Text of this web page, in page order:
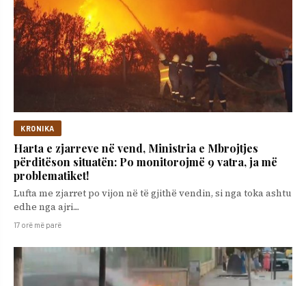
KRONIKA
Harta e zjarreve në vend, Ministria e Mbrojtjes
përditëson situatën: Po monitorojmë 9 vatra, ja më
problematiket!
Lufta me zjarret po vijon në të gjithë vendin, si nga toka ashtu
edhe nga ajri....
17 orë më parë